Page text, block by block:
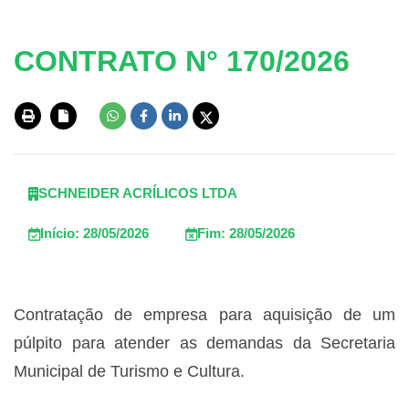
CONTRATO N° 170/2026
SCHNEIDER ACRÍLICOS LTDA
Início: 28/05/2026 Fim: 28/05/2026
Contratação de empresa para aquisição de um
púlpito para atender as demandas da Secretaria
Municipal de Turismo e Cultura.